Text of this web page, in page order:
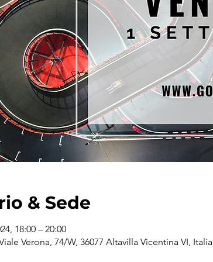
& Sede
18:00 – 20:00
Verona, 74/W, 36077 Altavilla Vicentina VI, Italia